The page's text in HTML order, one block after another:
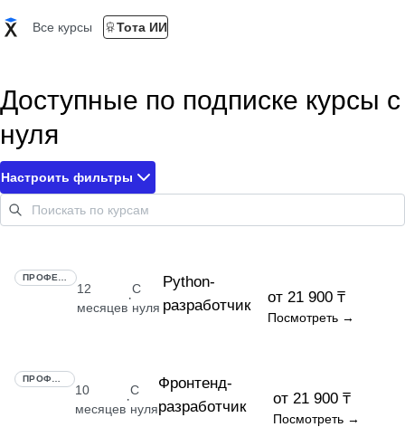
Все курсы Тота ИИ
Доступные по подписке курсы с
нуля
Настроить фильтры
12
месяцев
·
С
нуля
Python-
разработчик
от 21 900 ₸
Посмотреть →
10
месяцев
·
С
нуля
Фронтенд-
разработчик
от 21 900 ₸
Посмотреть →